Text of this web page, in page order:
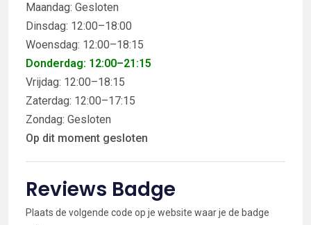
Maandag: Gesloten
Dinsdag: 12:00–18:00
Woensdag: 12:00–18:15
Donderdag: 12:00–21:15
Vrijdag: 12:00–18:15
Zaterdag: 12:00–17:15
Zondag: Gesloten
Op dit moment gesloten
Reviews Badge
Plaats de volgende code op je website waar je de badge